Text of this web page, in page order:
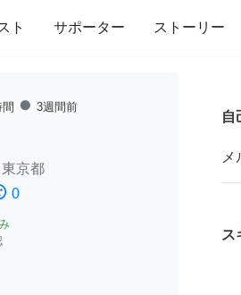
ト サポーター ストーリー
インテリア 趣味・習い事
fiber_manual_record 3週間前
東京都
0
自
ス